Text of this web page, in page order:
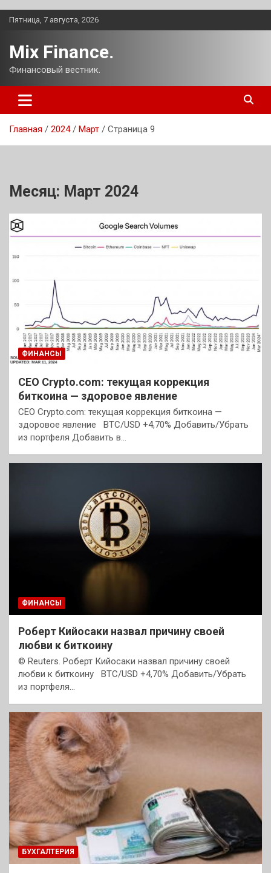
Перейти
Пятница, 7 августа, 2026
Mix Finance.
Финансовый вестник.
Главная 2024 Март Страница 9
Месяц: Март 2024
ФИНАНСЫ
CEO Crypto.com: текущая коррекция
биткоина — здоровое явление
CEO Crypto.com: текущая коррекция биткоина —
здоровое явление BTC/USD +4,70% Добавить/Убрать
из портфеля Добавить в…
ФИНАНСЫ
Роберт Кийосаки назвал причину своей
любви к биткоину
© Reuters. Роберт Кийосаки назвал причину своей
любви к биткоину BTC/USD +4,70% Добавить/Убрать
из портфеля…
БУХГАЛТЕРИЯ